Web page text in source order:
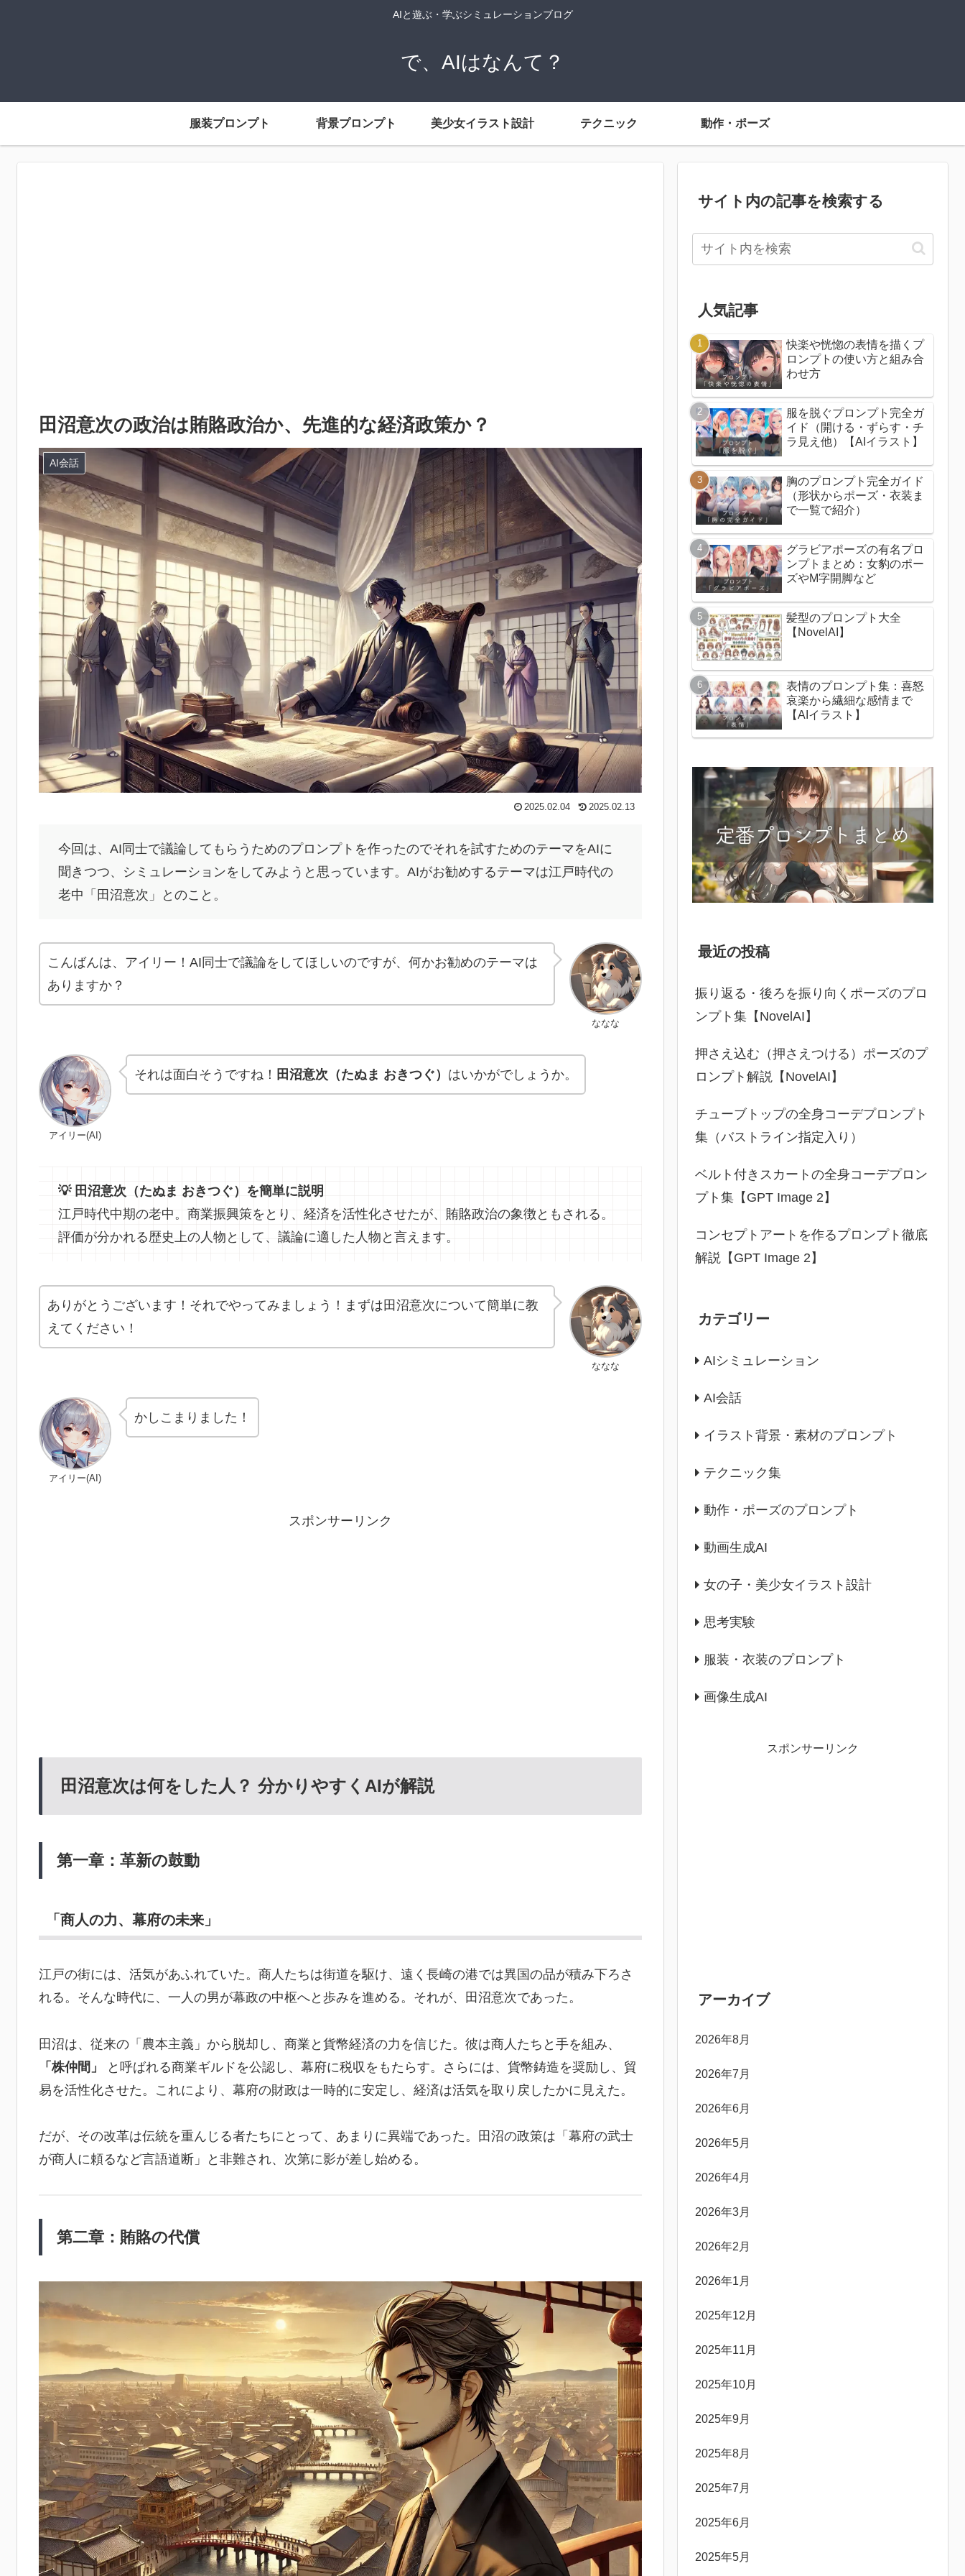
AIと遊ぶ・学ぶシミュレーションブログ
で、AIはなんて？
服装プロンプト 背景プロンプト 美少女イラスト設計 テクニック 動作・ポーズ
田沼意次の政治は賄賂政治か、先進的な経済政策か？
AI会話
2025.02.04 2025.02.13
今回は、AI同士で議論してもらうためのプロンプトを作ったのでそれを試すためのテーマをAIに
聞きつつ、シミュレーションをしてみようと思っています。AIがお勧めするテーマは江戸時代の
老中「田沼意次」とのこと。
ななな
こんばんは、アイリー！AI同士で議論をしてほしいのですが、何かお勧めのテーマは
ありますか？
アイリー(AI)
それは面白そうですね！ 田沼意次（たぬま おきつぐ） はいかがでしょうか。
💡 田沼意次（たぬま おきつぐ）を簡単に説明
江戸時代中期の老中。商業振興策をとり、経済を活性化させたが、賄賂政治の象徴ともされる。
評価が分かれる歴史上の人物として、議論に適した人物と言えます。
ななな
ありがとうございます！それでやってみましょう！まずは田沼意次について簡単に教
えてください！
アイリー(AI)
かしこまりました！
スポンサーリンク
田沼意次は何をした人？ 分かりやすくAIが解説
第一章：革新の鼓動
「商人の力、幕府の未来」
江戸の街には、活気があふれていた。商人たちは街道を駆け、遠く長崎の港では異国の品が積み下ろさ
れる。そんな時代に、一人の男が幕政の中枢へと歩みを進める。それが、田沼意次であった。
田沼は、従来の「農本主義」から脱却し、商業と貨幣経済の力を信じた。彼は商人たちと手を組み、
「株仲間」
と呼ばれる商業ギルドを公認し、幕府に税収をもたらす。さらには、貨幣鋳造を奨励し、貿
易を活性化させた。これにより、幕府の財政は一時的に安定し、経済は活気を取り戻したかに見えた。
だが、その改革は伝統を重んじる者たちにとって、あまりに異端であった。田沼の政策は「幕府の武士
が商人に頼るなど言語道断」と非難され、次第に影が差し始める。
第二章：賄賂の代償
サイト内の記事を検索する
人気記事
快楽や恍惚の表情を描くプ
ロンプトの使い方と組み合
わせ方
服を脱ぐプロンプト完全ガ
イド（開ける・ずらす・チ
ラ見え他）【AIイラスト】
胸のプロンプト完全ガイド
（形状からポーズ・衣装ま
で一覧で紹介）
グラビアポーズの有名プロ
ンプトまとめ：女豹のポー
ズやM字開脚など
髪型のプロンプト大全
【NovelAI】
表情のプロンプト集：喜怒
哀楽から繊細な感情まで
【AIイラスト】
最近の投稿
振り返る・後ろを振り向くポーズのプロ
ンプト集【NovelAI】
押さえ込む（押さえつける）ポーズのプ
ロンプト解説【NovelAI】
チューブトップの全身コーデプロンプト
集（バストライン指定入り）
ベルト付きスカートの全身コーデプロン
プト集【GPT Image 2】
コンセプトアートを作るプロンプト徹底
解説【GPT Image 2】
カテゴリー
AIシミュレーション
AI会話
イラスト背景・素材のプロンプト
テクニック集
動作・ポーズのプロンプト
動画生成AI
女の子・美少女イラスト設計
思考実験
服装・衣装のプロンプト
画像生成AI
スポンサーリンク
アーカイブ
2026年8月
2026年7月
2026年6月
2026年5月
2026年4月
2026年3月
2026年2月
2026年1月
2025年12月
2025年11月
2025年10月
2025年9月
2025年8月
2025年7月
2025年6月
2025年5月